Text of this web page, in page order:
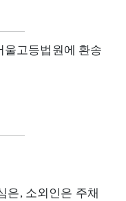
울고등법원에 환송
은, 소외인은 주채